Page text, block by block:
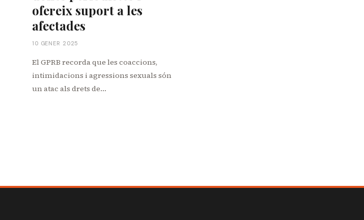
ofereix suport a les
afectades
10 GENER 2025
El GPRB recorda que les coaccions,
intimidacions i agressions sexuals són
un atac als drets de…